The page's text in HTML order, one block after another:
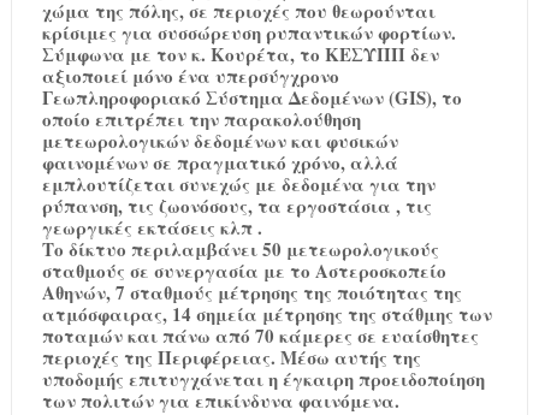
χώμα της πόλης, σε περιοχές που θεωρούνται
κρίσιμες για συσσώρευση ρυπαντικών φορτίων.
Σύμφωνα με τον κ. Κουρέτα, το ΚΕΣΥΠΠ δεν
αξιοποιεί μόνο ένα υπερσύγχρονο
Γεωπληροφοριακό Σύστημα Δεδομένων (GIS), το
οποίο επιτρέπει την παρακολούθηση
μετεωρολογικών δεδομένων και φυσικών
φαινομένων σε πραγματικό χρόνο, αλλά
εμπλουτίζεται συνεχώς με δεδομένα για την
ρύπανση, τις ζωονόσους, τα εργοστάσια , τις
γεωργικές εκτάσεις κλπ .
Το δίκτυο περιλαμβάνει 50 μετεωρολογικούς
σταθμούς σε συνεργασία με το Αστεροσκοπείο
Αθηνών, 7 σταθμούς μέτρησης της ποιότητας της
ατμόσφαιρας, 14 σημεία μέτρησης της στάθμης των
ποταμών και πάνω από 70 κάμερες σε ευαίσθητες
περιοχές της Περιφέρειας. Μέσω αυτής της
υποδομής επιτυγχάνεται η έγκαιρη προειδοποίηση
των πολιτών για επικίνδυνα φαινόμενα.